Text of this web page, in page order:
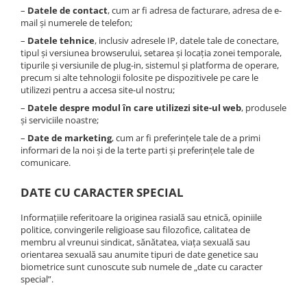
– Datele de contact, cum ar fi adresa de facturare, adresa de e-
mail și numerele de telefon;
– Datele tehnice, inclusiv adresele IP, datele tale de conectare,
tipul și versiunea browserului, setarea și locația zonei temporale,
tipurile și versiunile de plug-in, sistemul și platforma de operare,
precum si alte tehnologii folosite pe dispozitivele pe care le
utilizezi pentru a accesa site-ul nostru;
– Datele despre modul în care utilizezi site-ul web, produsele
și serviciile noastre;
– Date de marketing, cum ar fi preferințele tale de a primi
informari de la noi și de la terte parti și preferințele tale de
comunicare.
DATE CU CARACTER SPECIAL
Informațiile referitoare la originea rasială sau etnică, opiniile
politice, convingerile religioase sau filozofice, calitatea de
membru al vreunui sindicat, sănătatea, viața sexuală sau
orientarea sexuală sau anumite tipuri de date genetice sau
biometrice sunt cunoscute sub numele de „date cu caracter
special”.